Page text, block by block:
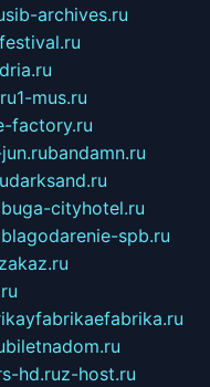
sib-archives.ru
1-mus.ru
factory.ru
bandamn.ru
darksand.ru
cityhotel.ru
blagodarenie-spb.ru
biletnadom.ru
hd.ruz-host.ru